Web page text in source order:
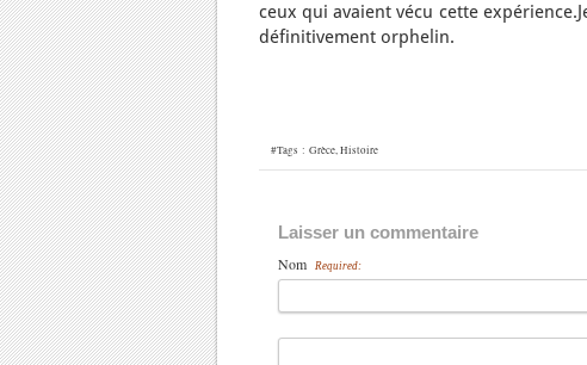
ceux qui avaient vécu cette
définitivement orphelin.
#Tags : Grèce,Histoire
Laisser un commentaire
Nom Required: